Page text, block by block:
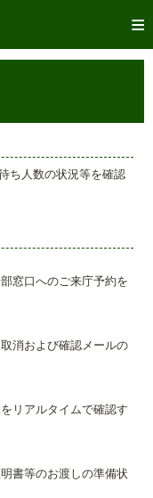
ち人数の状況等を確認
窓口へのご来庁予約を
消および確認メールの
リアルタイムで確認す
書等のお渡しの準備状